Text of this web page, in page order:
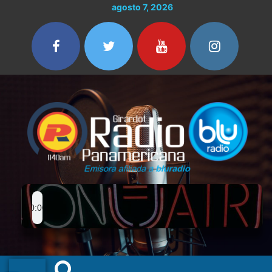
contenido
agosto 7, 2026